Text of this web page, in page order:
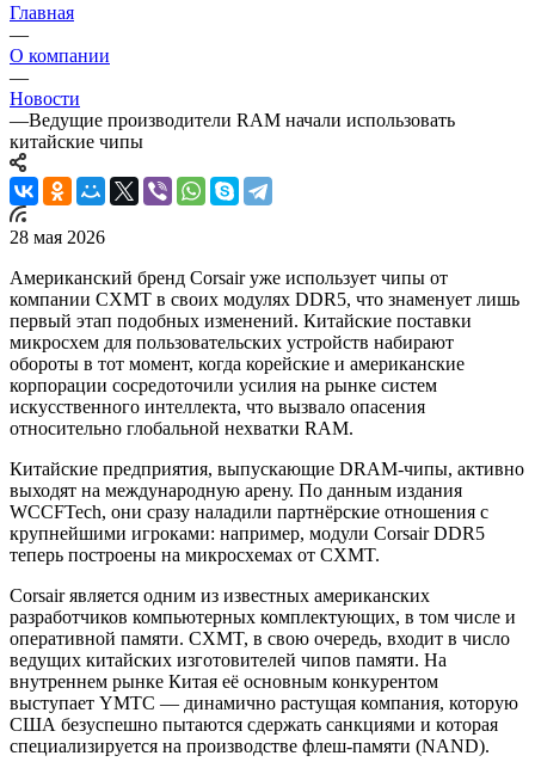
Главная
—
О компании
—
Новости
—Ведущие производители RAM начали использовать
китайские чипы
28 мая 2026
Американский бренд Corsair уже использует чипы от
компании CXMT в своих модулях DDR5, что знаменует лишь
первый этап подобных изменений. Китайские поставки
микросхем для пользовательских устройств набирают
обороты в тот момент, когда корейские и американские
корпорации сосредоточили усилия на рынке систем
искусственного интеллекта, что вызвало опасения
относительно глобальной нехватки RAM.
Китайские предприятия, выпускающие DRAM-чипы, активно
выходят на международную арену. По данным издания
WCCFTech, они сразу наладили партнёрские отношения с
крупнейшими игроками: например, модули Corsair DDR5
теперь построены на микросхемах от CXMT.
Corsair является одним из известных американских
разработчиков компьютерных комплектующих, в том числе и
оперативной памяти. CXMT, в свою очередь, входит в число
ведущих китайских изготовителей чипов памяти. На
внутреннем рынке Китая её основным конкурентом
выступает YMTC — динамично растущая компания, которую
США безуспешно пытаются сдержать санкциями и которая
специализируется на производстве флеш-памяти (NAND).